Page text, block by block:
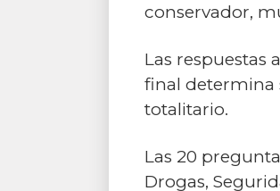
conservador,
Las respuestas
final determina
totalitario.
Las 20
Drogas,